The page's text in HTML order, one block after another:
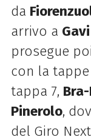
da
arrivo a Gavi
prosegue
con la tappe
tappa 7,
Pinerolo,
del Giro